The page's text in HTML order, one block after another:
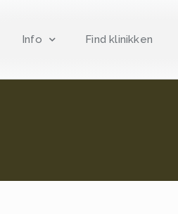
Info Find klinikken